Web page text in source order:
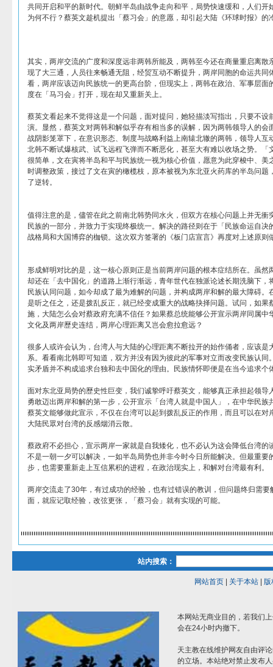
共同开启和平的新时代。朝鲜半岛由战争走向和平，局势快速缓和，人们开
为何不行？蔡英文趁机提出「蔡习会」的意愿，却引起大陆《环球时报》的
其实，两岸交流的广度和深度远非两韩所能及，两韩至今还在商量重启离散
现了大三通，人员往来畅通无阻，经贸互动不断提升，两岸同胞的命运共同
看，两岸应该迈向民族统一的更高台阶，但现实上，两韩在政治、军事层面
度在「马习会」打开，现在却又重新关上。
蔡英文看起来不觉得这是一个问题，面对提问，她轻描淡写指出，只要不设
演。显然，蔡英文对两韩和解似乎存有相当多的误解，因为两韩领导人的会
战阴影笼罩下，在意识形态、制度与战略利益上南辕北辙的两韩，领导人互
北韩不断试爆核武、试飞远程飞弹而不断恶化，甚至大有难以收场之势。「
很简单，文在寅将半岛和平与民族统一视为核心价值，愿意为此穿梭中、美
时调整政策，接过了文在寅的橄榄枝，原本被视为东北亚火药库的半岛问题
了逆转。
值得注意的是，儘管在此之前南北韩势同水火，但双方在核心问题上并无衝
民族的一部分，并致力于实现终极统一。解决的路径则在于「民族命运自决
战格局和大国博弈的枷锁。这次双方签署的《板门店宣言》再度对上述原则
形成鲜明对比的是，这一核心原则正是当前两岸问题的根本症结所在。虽然
却还在「去中国化」的道路上渐行渐远，青年世代在独派论述长期洗脑下，
民族认同问题，如今却成了最为难解的问题，并构成两岸和解的最大障碍。
是听之任之，还是拨乱反正，就已经变成重大的战略抉择问题。试问，如果
施，大陆怎么会对蔡政府充满不信任？如果蔡总统能够公开宣示两岸同属中
文化及两岸歷史连结，两岸心理距离又岂会愈拉愈远？
很多人或许会认为，台湾人与大陆的心理距离不断拉开的始作俑者，应该是
系。看看南北韩即可知道，双方并没有因为彼此的军事对立而改变民族认同
实矛盾并不构成追求台独和去中国化的理由。民族情怀即便是在当今追求个
面对东北亚局势的歷史性巨变，我们诚挚呼吁蔡英文，能够真正承担起领导
勇敢迈出两岸和解的第一步，公开宣示「台湾人就是中国人」，在中华民族
蔡英文能够做此宣示，不仅在台湾可以起到拨乱反正的作用，而且可以在对
大陆民眾对台湾的反感烟消云散。
蔡政府不必担心，宣示两岸一家就是自我矮化，也不必认为这会降低台湾的
不是一朝一夕可以解决，一如半岛局势也并非今时今日所能解决。但最重要
步，也需要重新走上互信累积的进程，在政治现实上，和解对台湾最有利。
两岸交流走了30年，有过成功的经验，也有过错误的教训，但问题终归需
面，就应记取经验，改弦更张，「蔡习会」就有实现的可能。
站内搜索：
网站首页| 关于本站| 版
本网站无商业目的，若我们
会在24小时内撤下。
天主教在线维护网友自由评
的立场。本站绝对禁止发布